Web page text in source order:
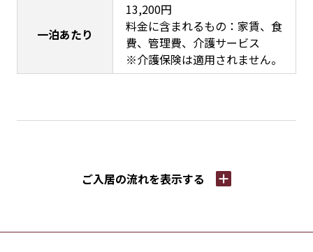
一泊あたり
13,200円
料金に含まれるもの：家賃、食
費、管理費、介護サービス
※介護保険は適用されません。
ご入居の流れを表示する